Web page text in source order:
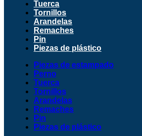
Tuerca
Tornillos
Arandelas
Remaches
Pin
Piezas de plástico
Piezas de estampado
Perno
Tuerca
Tornillos
Arandelas
Remaches
Pin
Piezas de plástico